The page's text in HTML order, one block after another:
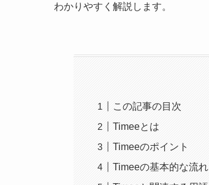
わかりやすく解説します。
この記事の目次
Timeeとは
Timeeのポイント
Timeeの基本的な流れ